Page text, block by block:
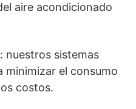
aire acondicionado
nuestros sistemas
minimizar el consumo
costos.